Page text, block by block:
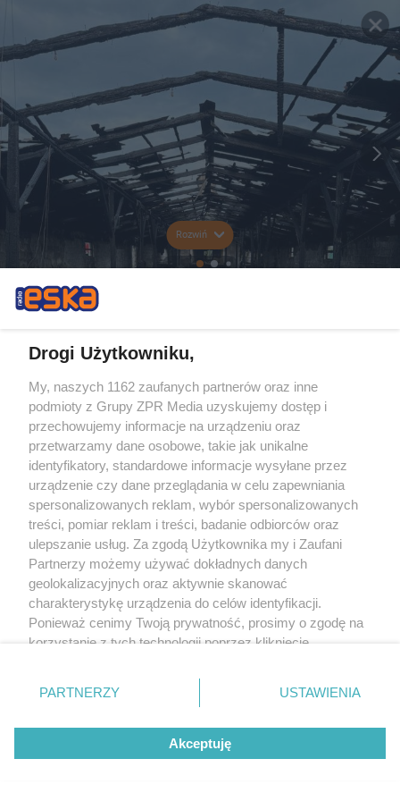
Rozwiń
Drogi Użytkowniku,
My, naszych 1162 zaufanych partnerów oraz inne
podmioty z Grupy ZPR Media uzyskujemy dostęp i
przechowujemy informacje na urządzeniu oraz
przetwarzamy dane osobowe, takie jak unikalne
identyfikatory, standardowe informacje wysyłane przez
urządzenie czy dane przeglądania w celu zapewniania
spersonalizowanych reklam, wybór spersonalizowanych
treści, pomiar reklam i treści, badanie odbiorców oraz
ulepszanie usług. Za zgodą Użytkownika my i Zaufani
Partnerzy możemy używać dokładnych danych
geolokalizacyjnych oraz aktywnie skanować
charakterystykę urządzenia do celów identyfikacji.
Ponieważ cenimy Twoją prywatność, prosimy o zgodę na
korzystanie z tych technologii poprzez kliknięcie
zmienić/wycofać klikając przycisk ustawień prywatności
znajdujący się w lewym dolnym rogu strony
rodzaje przetwarzania danych nie wymagają zgody
użytkownika, ale masz prawo sprzeciwić się takiemu
przetwarzaniu. Preferencje będą miały zastosowanie tylko
PARTNERZY USTAWIENIA
Akceptuję